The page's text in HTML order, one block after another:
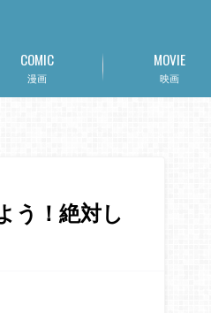
漫画
COMIC
映画
MOVIE
う！絶対し